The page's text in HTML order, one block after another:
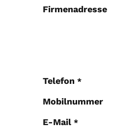
Firmenadresse
Telefon *
Mobilnummer
E-Mail *